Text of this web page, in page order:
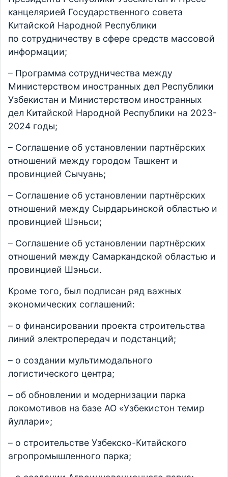
канцелярией Государственного совета
Китайской Народной Республики
по сотрудничеству в сфере средств массовой
информации;
– Программа сотрудничества между
Министерством иностранных дел Республики
Узбекистан и Министерством иностранных
дел Китайской Народной Республики на 2023-
2024 годы;
– Соглашение об установлении партнёрских
отношений между городом Ташкент и
провинцией Сычуань;
– Соглашение об установлении партнёрских
отношений между Сырдарьинской областью и
провинцией Шэньси;
– Соглашение об установлении партнёрских
отношений между Самаркандской областью и
провинцией Шэньси.
Кроме того, был подписан ряд важных
экономических соглашений:
– о финансировании проекта строительства
линий электропередач и подстанций;
– о создании мультимодального
логистического центра;
– об обновлении и модернизации парка
локомотивов на базе АО «Узбекистон темир
йуллари»;
– о строительстве Узбекско-Китайского
агропромышленного парка;